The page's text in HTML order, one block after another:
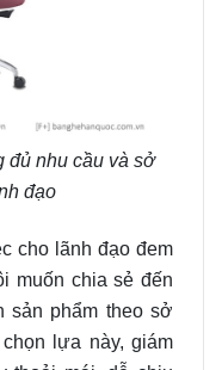
đủ nhu cầu và sở
đạo
cho lãnh đạo đem
muốn chia sẻ đến
sản phẩm theo sở
lựa này, giám